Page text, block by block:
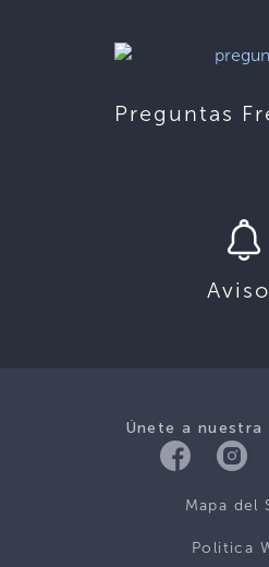
Preguntas
Únete a nuestra
Mapa del
Politica